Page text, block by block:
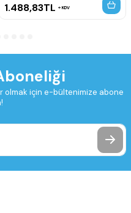
1.488,83TL KDV
olmak için e-bültenimize abone